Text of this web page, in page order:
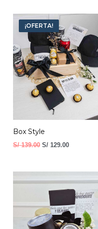
¡OFERTA!
Box Style
S/139.00
precio
original
era:
S/ 139.00.
S/129.00
precio
actual
es:
S/ 129.00.